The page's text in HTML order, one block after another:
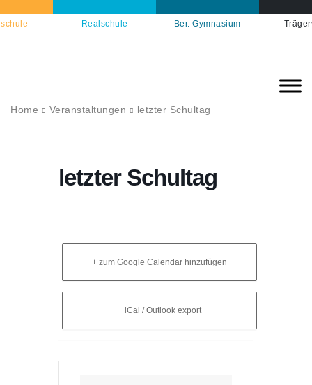
Realschule Ber. Gymnasium
Home Veranstaltungen letzter Schultag
letzter Schultag
+ zum Google Calendar hinzufügen
+ iCal / Outlook export